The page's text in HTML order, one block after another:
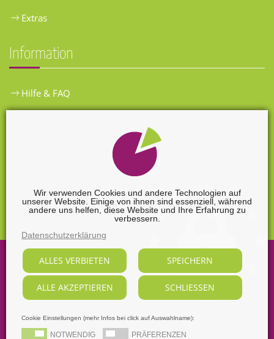
Wir verwenden Cookies und andere Technologien auf
unserer Website. Einige von ihnen sind essenziell, während
andere uns helfen, diese Website und Ihre Erfahrung zu
verbessern.
Datenschutzerklärung
ALLES VERBIETEN SPEICHERN
ALLE AKZEPTIEREN SCHLIESSEN
Cookie Einstellungen (mehr Infos bei click auf Auswahlname):
NOTWENDIG PRÄFERENZEN
Extras
Information
Hilfe & FAQ
Widerrufsformular
2026
Sabine Nendel Mediengestalterin.
Alle Rechte vorbehalten, soweit nicht ausdrücklich anders
gekennzeichnet.
AGB Datenschutz Dezidierter Bildnachweis